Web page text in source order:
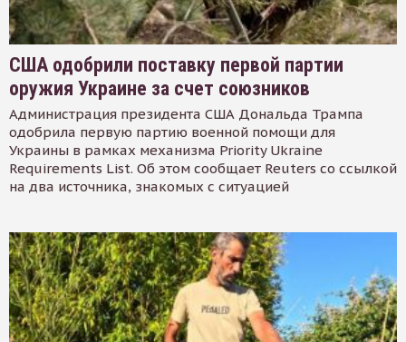
США одобрили поставку первой партии
оружия Украине за счет союзников
Администрация президента США Дональда Трампа
одобрила первую партию военной помощи для
Украины в рамках механизма Priority Ukraine
Requirements List. Об этом сообщает Reuters со ссылкой
на два источника, знакомых с ситуацией